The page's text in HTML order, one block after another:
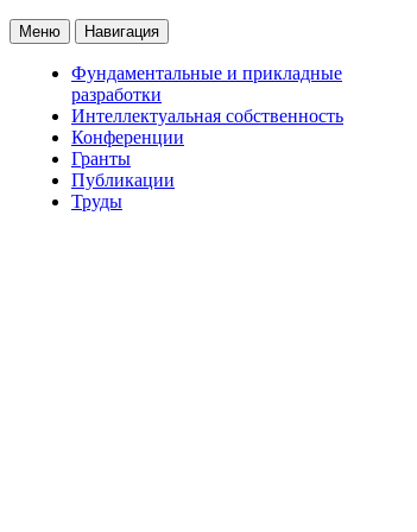
Меню Навигация
Фундаментальные и прикладные
разработки
Интеллектуальная собственность
Конференции
Гранты
Публикации
Труды